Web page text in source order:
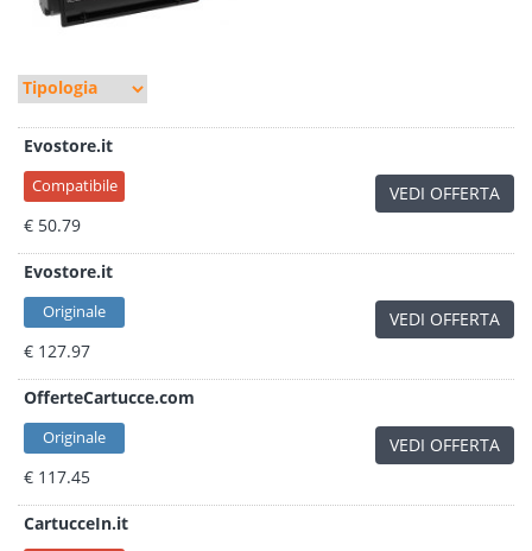
Evostore.it
Compatibile
€ 50.79
VEDI OFFERTA
Evostore.it
Originale
€ 127.97
VEDI OFFERTA
OfferteCartucce.com
Originale
€ 117.45
VEDI OFFERTA
CartucceIn.it